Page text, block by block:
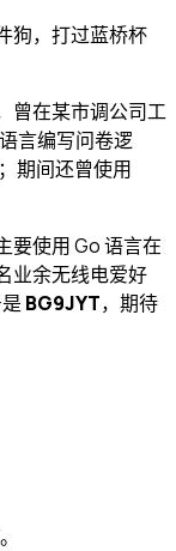
狗，打过蓝桥杯
曾在某市调公司工
言编写问卷逻
期间还曾使用
要使用 Go 语言在
业余无线电爱好
BG9JYT，期待